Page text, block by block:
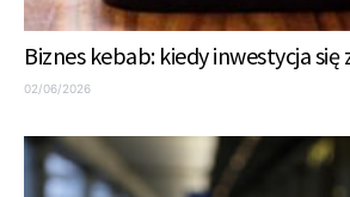
Biznes kebab: kiedy inwestycja się
02/06/2026